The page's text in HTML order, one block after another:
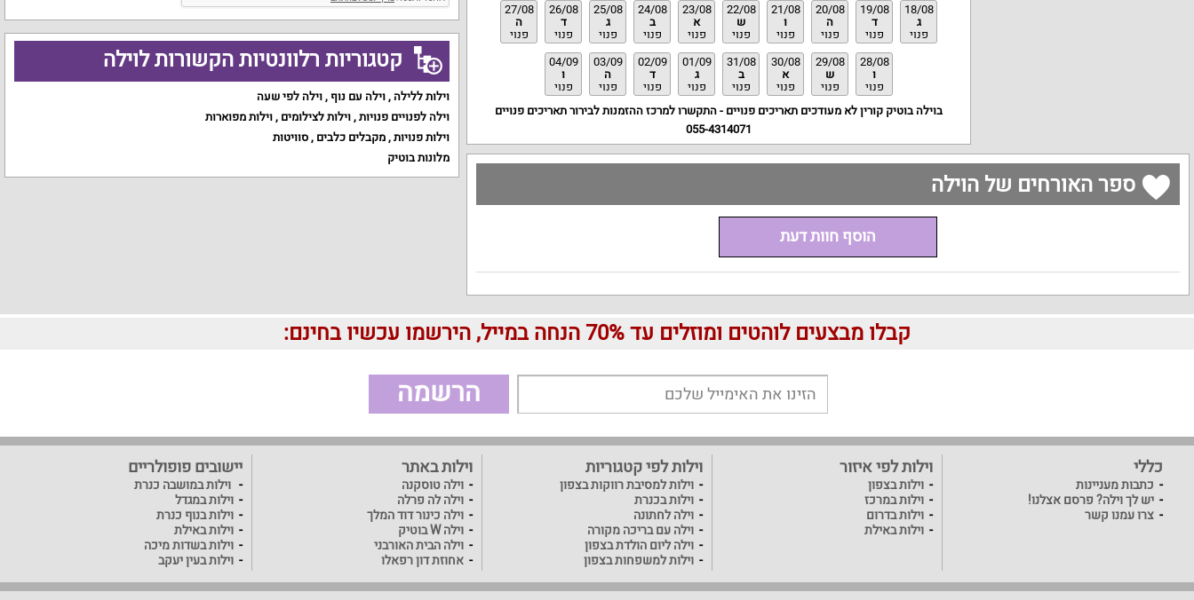
18/08
ג
פנוי
19/08
ד
פנוי
20/08
ה
פנוי
21/08
ו
פנוי
22/08
ש
פנוי
23/08
א
פנוי
24/08
ב
פנוי
25/08
ג
פנוי
26/08
ד
פנוי
27/08
ה
פנוי
28/08
ו
פנוי
29/08
ש
פנוי
30/08
א
פנוי
31/08
ב
פנוי
01/09
ג
פנוי
02/09
ד
פנוי
03/09
ה
פנוי
04/09
ו
פנוי
בוילה בוטיק קורין לא מעודכים תאריכים פנויים - התקשרו למרכז ההזמנות לבירור תאריכים פנויים
055-4314071
קטגוריות רלוונטיות הקשורות לוילה
וילות ללילה ,וילה עם נוף ,וילה לפי שעה
וילה לפנויים פנויות,וילות לצילומים ,וילות מפוארות
וילות פנויות,מקבלים כלבים ,סוויטות
מלונות בוטיק
ספר האורחים של הוילה
הוסף חוות דעת
קבלו מבצעים לוהטים ומוזלים עד 70% הנחה במייל, הירשמו עכשיו בחינם:
הרשמה
כללי
כתבות מעניינות
יש לך וילה? פרסם אצלנו!
צרו עמנו קשר
וילות לפי איזור
וילות בצפון
וילות במרכז
וילות בדרום
וילות באילת
וילות לפי קטגוריות
וילות למסיבת רווקות בצפון
וילות בכנרת
וילה לחתונה
וילה עם בריכה מקורה
וילה ליום הולדת בצפון
וילות למשפחות בצפון
וילות באתר
וילה טוסקנה
וילה לה פרלה
וילה כינור דוד המלך
וילה W בוטיק
וילה הבית האורבני
אחוזת דון רפאלו
יישובים פופולריים
וילות במושבה כנרת
וילות במגדל
וילות בנוף כנרת
וילות באילת
וילות בשדות מיכה
וילות בעין יעקב